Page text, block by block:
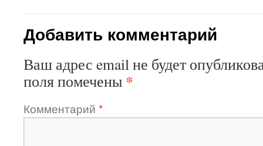
Добавить комментарий
Ваш адрес email не будет
поля помечены *
Комментарий *